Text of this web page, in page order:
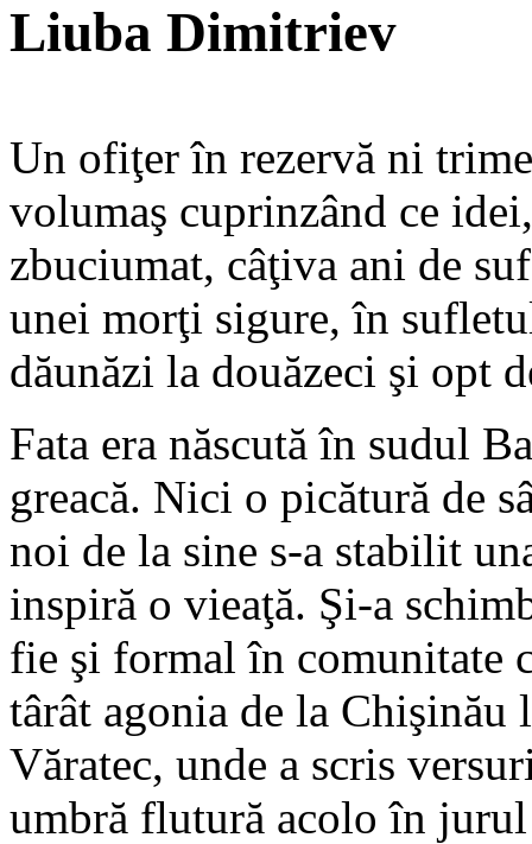
Liuba Dimitriev
Un ofiţer în rezervă ni
volumaş cuprinzând ce
zbuciumat, câţiva ani de
unei morţi sigure, în
dăunăzi la douăzeci şi opt
Fata era născută în sudul
greacă. Nici o picătură de
noi de la sine s-a stabilit
inspiră o vieaţă. Şi-a
fie şi formal în comunitate
târât agonia de la Chişinău
Văratec, unde a scris
umbră flutură acolo în